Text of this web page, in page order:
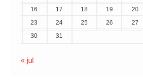
16
17 18 19 20
23
24 25 26 27
30
31
« jul